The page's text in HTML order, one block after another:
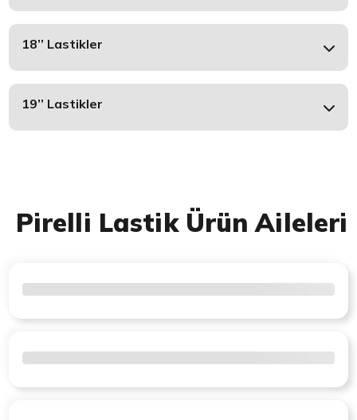
18’’ Lastikler
19’’ Lastikler
Pirelli Lastik Ürün Aileleri